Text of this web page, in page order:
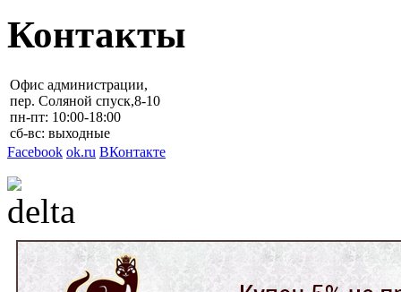
Контакты
Офис администрации,
пер. Соляной спуск,8-10
пн-пт: 10:00-18:00
сб-вс: выходные
Facebook ok.ru ВКонтакте